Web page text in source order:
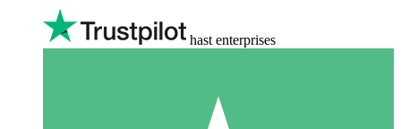
hast enterprises